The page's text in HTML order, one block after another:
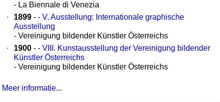
- La Biennale di Venezia
·
1899 - - V. Ausstellung: Internationale graphische
Ausstellung
- Vereinigung bildender Künstler Österreichs
·
1900 - - VIII. Kunstausstellung der Vereinigung bildender
Künstler Österreichs
- Vereinigung bildender Künstler Österreichs
Meer informatie...